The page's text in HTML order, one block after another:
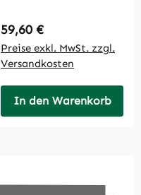
Regulärer Preis:
59,60 €
Preise exkl. MwSt. zzgl.
Versandkosten
In den Warenkorb